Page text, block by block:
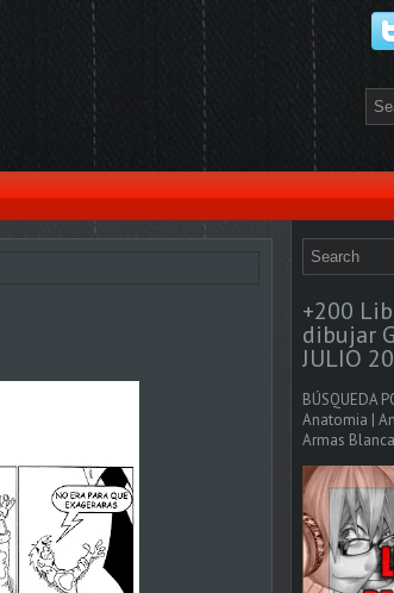
+200
dibujar
JULIO
BÚSQUEDA
Anatomia |
Armas